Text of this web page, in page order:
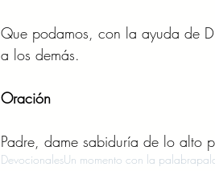
Que podamos, con la ayuda de
a los demás.
Oración
Padre, dame sabiduría de lo
DevocionalesUn momento con la palabra